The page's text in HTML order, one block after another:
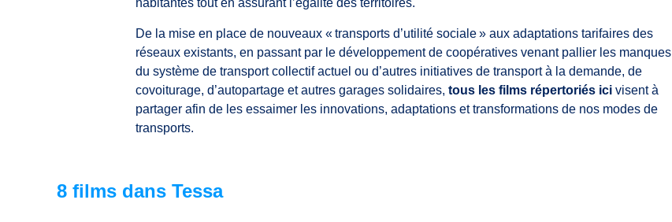
habitantes tout en assurant l’égalité des territoires.
De la mise en place de nouveaux « transports d’utilité sociale » aux adaptations tarifaires des
réseaux existants, en passant par le développement de coopératives venant pallier les manques
du système de transport collectif actuel ou d’autres initiatives de transport à la demande, de
covoiturage, d’autopartage et autres garages solidaires, tous les films répertoriés ici visent à
partager afin de les essaimer les innovations, adaptations et transformations de nos modes de
transports.
8 films dans Tessa